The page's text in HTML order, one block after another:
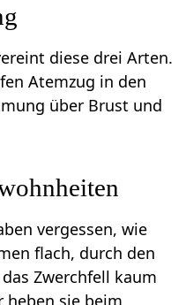
diese drei Arten.
Atemzug in den
über Brust und
vergessen, wie
flach, durch den
Zwerchfell kaum
heben sie beim